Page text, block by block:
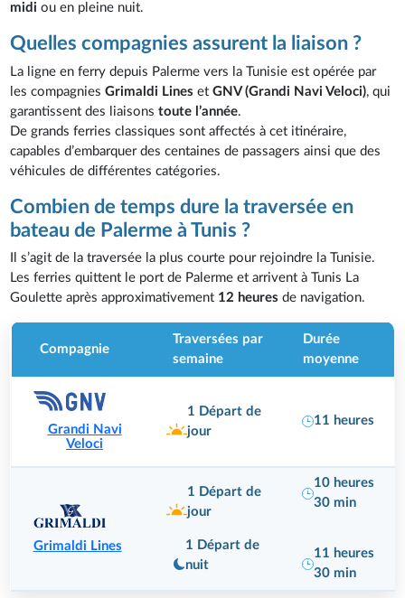
midiou en pleine nuit.
Quelles compagnies assurent la liaison ?
La ligne en ferry depuis Palerme vers la Tunisie est opérée par
les compagniesGrimaldi Lines etGNV (Grandi Navi Veloci), qui
garantissent des liaisonstoute l’année.
De grands ferries classiques sont affectés à cet itinéraire,
capables d’embarquer des centaines de passagers ainsi que des
véhicules de différentes catégories.
Combien de temps dure la traversée en
bateau de Palerme à Tunis ?
Il s’agit de la traversée la plus courte pour rejoindre la Tunisie.
Les ferries quittent le port de Palerme et arrivent à Tunis La
Goulette après approximativement 12 heures de navigation.
Compagnie
Traversées par
semaine
Durée
moyenne
Grandi Navi
Veloci
1 Départ de
jour
11 heures
Grimaldi Lines
1 Départ de
jour
1 Départ de
nuit
10 heures
30 min
11 heures
30 min